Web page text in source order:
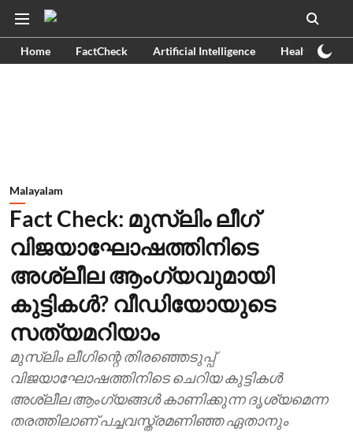
Home FactCheck Artificial Intelligence Health
Malayalam
Fact Check: മുസ്‍ലിം ലീഗ്
വിജയാഘോഷത്തിനിടെ
അശ്ലീല ആംഗ്യവുമായി
കുട്ടികള്‍? വീഡിയോയുടെ
സത്യമറിയാം
മുസ്‍ലിം ലീഗിന്റെ തിരഞ്ഞെടുപ്പ്
വിജയാഘോഷത്തിനിടെ ചെറിയ കുട്ടികള്‍
അശ്ലീല ആംഗ്യങ്ങള്‍ കാണിക്കുന്ന ദൃശ്യമെന്ന
തരത്തിലാണ് പച്ചവസ്ത്രമണിഞ്ഞ ഏതാനും